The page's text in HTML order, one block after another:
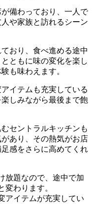
備わっており、一人で
や家族と訪れるシーン
おり、食べ進める途中
ともに味の変化を楽し
も味わえます。
イテムも充実している
しみながら最後まで飽
セントラルキッチンも
あり、その熱気がお店
感をさらに高めてくれ
放題なので、途中で加
変わります。
アイテムが充実してい